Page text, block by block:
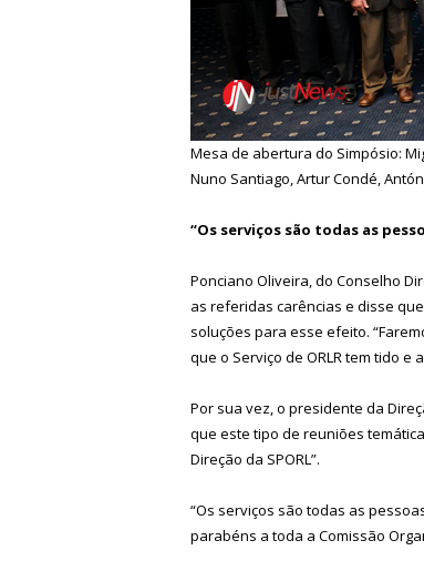
Mesa de abertura do Simpósio:
Nuno Santiago, Artur Condé,
“Os serviços são todas as
Ponciano Oliveira, do Conselho
as referidas carências e disse
soluções para esse efeito.
que o Serviço de ORLR tem tido
Por sua vez, o presidente da
que este tipo de reuniões
Direção da SPORL”.
“Os serviços são todas as
parabéns a toda a Comissão